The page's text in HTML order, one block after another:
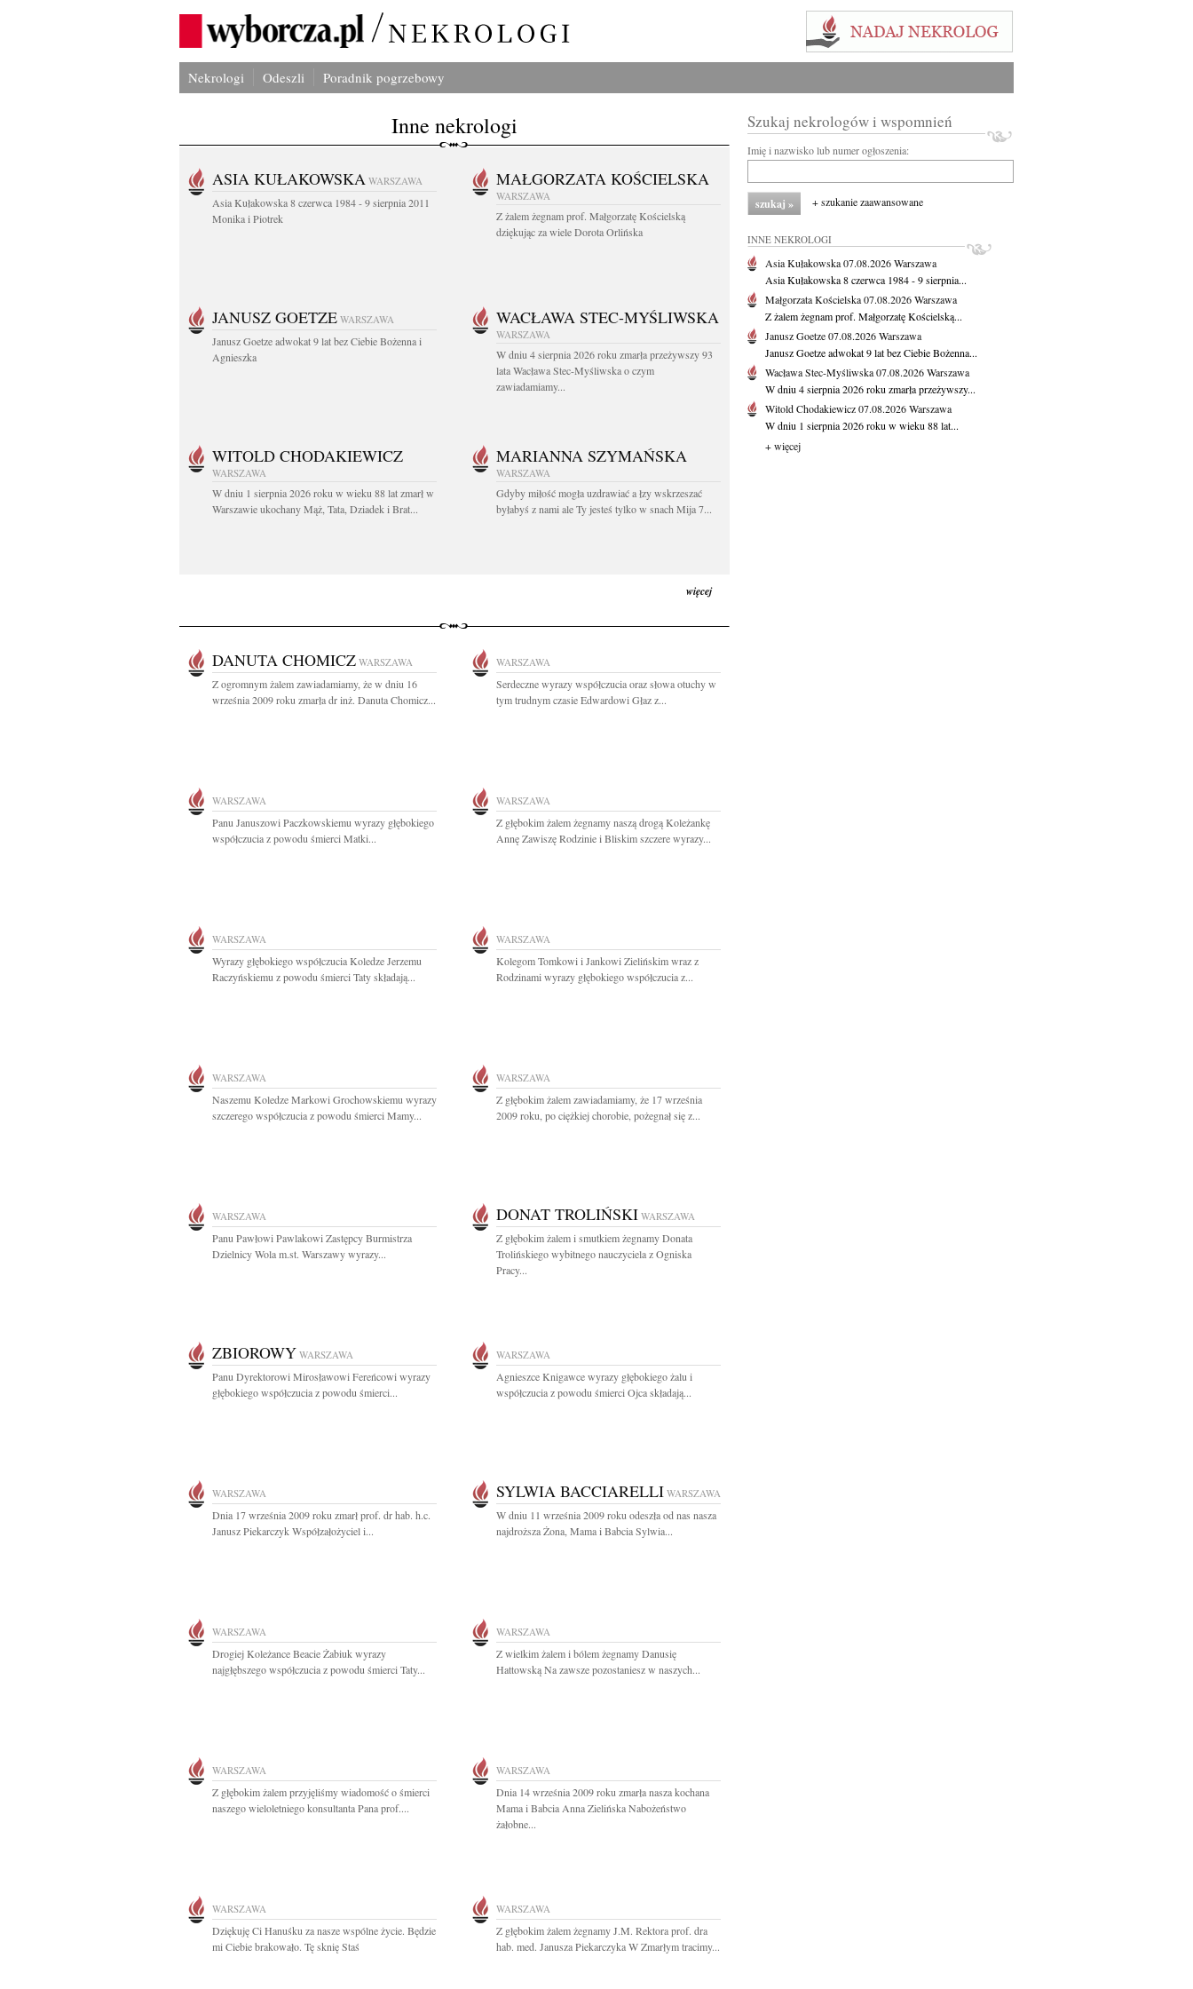
Nekrologi Odeszli Poradnik pogrzebowy
Inne nekrologi
ASIA KUŁAKOWSKA WARSZAWA
Asia Kułakowska 8 czerwca 1984 - 9 sierpnia 2011
Monika i Piotrek
MAŁGORZATA KOŚCIELSKA
WARSZAWA
Z żalem żegnam prof. Małgorzatę Kościelską
dziękując za wiele Dorota Orlińska
JANUSZ GOETZE WARSZAWA
Janusz Goetze adwokat 9 lat bez Ciebie Bożenna i
Agnieszka
WACŁAWA STEC-MYŚLIWSKA
WARSZAWA
W dniu 4 sierpnia 2026 roku zmarła przeżywszy 93
lata Wacława Stec-Myśliwska o czym
zawiadamiamy...
WITOLD CHODAKIEWICZ
WARSZAWA
W dniu 1 sierpnia 2026 roku w wieku 88 lat zmarł w
Warszawie ukochany Mąż, Tata, Dziadek i Brat...
MARIANNA SZYMAŃSKA
WARSZAWA
Gdyby miłość mogła uzdrawiać a łzy wskrzeszać
byłabyś z nami ale Ty jesteś tylko w snach Mija 7...
więcej
DANUTA CHOMICZ WARSZAWA
Z ogromnym żalem zawiadamiamy, że w dniu 16
września 2009 roku zmarła dr inż. Danuta Chomicz...
WARSZAWA
Serdeczne wyrazy współczucia oraz słowa otuchy w
tym trudnym czasie Edwardowi Głaz z...
WARSZAWA
Panu Januszowi Paczkowskiemu wyrazy głębokiego
współczucia z powodu śmierci Matki...
WARSZAWA
Z głębokim żalem żegnamy naszą drogą Koleżankę
Annę Zawiszę Rodzinie i Bliskim szczere wyrazy...
WARSZAWA
Wyrazy głębokiego współczucia Koledze Jerzemu
Raczyńskiemu z powodu śmierci Taty składają...
WARSZAWA
Kolegom Tomkowi i Jankowi Zielińskim wraz z
Rodzinami wyrazy głębokiego współczucia z...
WARSZAWA
Naszemu Koledze Markowi Grochowskiemu wyrazy
szczerego współczucia z powodu śmierci Mamy...
WARSZAWA
Z głębokim żalem zawiadamiamy, że 17 września
2009 roku, po ciężkiej chorobie, pożegnał się z...
WARSZAWA
Panu Pawłowi Pawlakowi Zastępcy Burmistrza
Dzielnicy Wola m.st. Warszawy wyrazy...
DONAT TROLIŃSKI WARSZAWA
Z głębokim żalem i smutkiem żegnamy Donata
Trolińskiego wybitnego nauczyciela z Ogniska
Pracy...
ZBIOROWY WARSZAWA
Panu Dyrektorowi Mirosławowi Fereńcowi wyrazy
głębokiego współczucia z powodu śmierci...
WARSZAWA
Agnieszce Knigawce wyrazy głębokiego żalu i
współczucia z powodu śmierci Ojca składają...
WARSZAWA
Dnia 17 września 2009 roku zmarł prof. dr hab. h.c.
Janusz Piekarczyk Współzałożyciel i...
SYLWIA BACCIARELLI WARSZAWA
W dniu 11 września 2009 roku odeszła od nas nasza
najdroższa Żona, Mama i Babcia Sylwia...
WARSZAWA
Drogiej Koleżance Beacie Żabiuk wyrazy
najgłębszego współczucia z powodu śmierci Taty...
WARSZAWA
Z wielkim żalem i bólem żegnamy Danusię
Hattowską Na zawsze pozostaniesz w naszych...
WARSZAWA
Z głębokim żalem przyjęliśmy wiadomość o śmierci
naszego wieloletniego konsultanta Pana prof....
WARSZAWA
Dnia 14 września 2009 roku zmarła nasza kochana
Mama i Babcia Anna Zielińska Nabożeństwo
żałobne...
WARSZAWA
Dziękuję Ci Hanuśku za nasze wspólne życie. Będzie
mi Ciebie brakowało. Tę sknię Staś
WARSZAWA
Z głębokim żalem żegnamy J.M. Rektora prof. dra
hab. med. Janusza Piekarczyka W Zmarłym tracimy...
Szukaj nekrologów i wspomnień
Imię i nazwisko lub numer ogłoszenia:
+ szukanie zaawansowane
INNE NEKROLOGI
Asia Kułakowska07.08.2026Warszawa
Asia Kułakowska 8 czerwca 1984 - 9 sierpnia...
Małgorzata Kościelska07.08.2026Warszawa
Z żalem żegnam prof. Małgorzatę Kościelską...
Janusz Goetze07.08.2026Warszawa
Janusz Goetze adwokat 9 lat bez Ciebie Bożenna...
Wacława Stec-Myśliwska07.08.2026Warszawa
W dniu 4 sierpnia 2026 roku zmarła przeżywszy...
Witold Chodakiewicz07.08.2026Warszawa
W dniu 1 sierpnia 2026 roku w wieku 88 lat...
+ więcej